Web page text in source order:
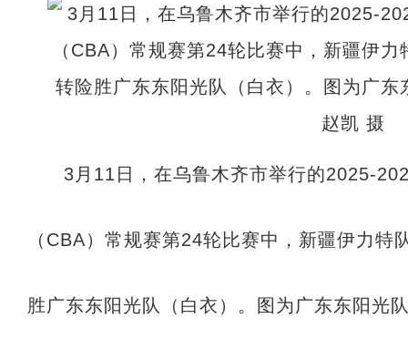
3月11日，在乌鲁木齐市举行的2025-
（CBA）常规赛第24轮比赛中，新疆伊力
胜广东东阳光队（白衣）。图为广东东阳光